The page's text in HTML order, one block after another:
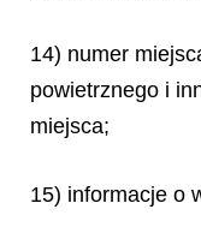
14) numer
powietrznego i
miejsca;
15) informacje o